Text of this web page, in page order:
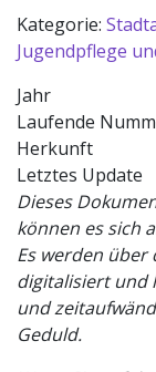
Kategorie:
Jugendpflege
Jahr
Laufende
Herkunft
Letztes Update
Dieses
können es sich
Es werden
digitalisiert und
und
Geduld.